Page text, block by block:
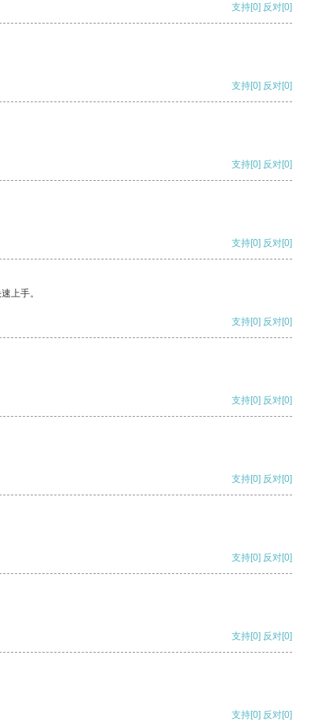
支持[0] 反对[0]
支持[0] 反对[0]
支持[0] 反对[0]
支持[0] 反对[0]
上手。
支持[0] 反对[0]
支持[0] 反对[0]
支持[0] 反对[0]
支持[0] 反对[0]
支持[0] 反对[0]
支持[0] 反对[0]